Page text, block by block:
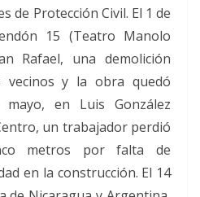
de Protección Civil. El 1 de
15 (Teatro Manolo
Rafael, una demolición
y la obra quedó
en Luis González
un trabajador perdió
metros por falta de
en la construcción. El 14